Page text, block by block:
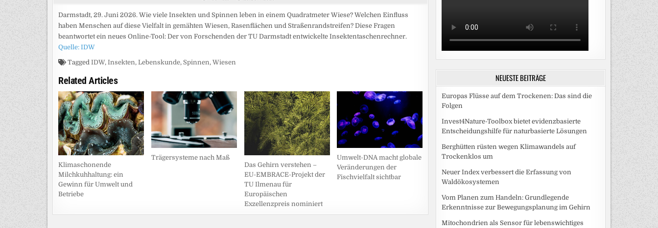
Darmstadt, 29. Juni 2026. Wie viele Insekten und Spinnen leben in einem Quadratmeter Wiese? Welchen Einfluss
haben Menschen auf diese Vielfalt in gemähten Wiesen, Rasenflächen und Straßenrandstreifen? Diese Fragen
beantwortet ein neues Online-Tool: Der von Forschenden der TU Darmstadt entwickelte Insektentaschenrechner.
Quelle: IDW
Tagged IDW, Insekten, Lebenskunde, Spinnen, Wiesen
Related Articles
Klimaschonende
Milchkuhhaltung: ein
Gewinn für Umwelt und
Betriebe
Trägersysteme nach Maß
Das Gehirn verstehen –
EU-EMBRACE-Projekt der
TU Ilmenau für
Europäischen
Exzellenzpreis nominiert
Umwelt-DNA macht globale
Veränderungen der
Fischvielfalt sichtbar
NEUESTE BEITRÄGE
Europas Flüsse auf dem Trockenen: Das sind die
Folgen
Invest4Nature-Toolbox bietet evidenzbasierte
Entscheidungshilfe für naturbasierte Lösungen
Berghütten rüsten wegen Klimawandels auf
Trockenklos um
Neuer Index verbessert die Erfassung von
Waldökosystemen
Vom Planen zum Handeln: Grundlegende
Erkenntnisse zur Bewegungsplanung im Gehirn
Mitochondrien als Sensor für lebenswichtiges